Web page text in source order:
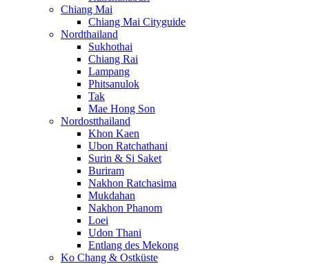
Chiang Mai
Chiang Mai Cityguide
Nordthailand
Sukhothai
Chiang Rai
Lampang
Phitsanulok
Tak
Mae Hong Son
Nordostthailand
Khon Kaen
Ubon Ratchathani
Surin & Si Saket
Buriram
Nakhon Ratchasima
Mukdahan
Nakhon Phanom
Loei
Udon Thani
Entlang des Mekong
Ko Chang & Ostküste